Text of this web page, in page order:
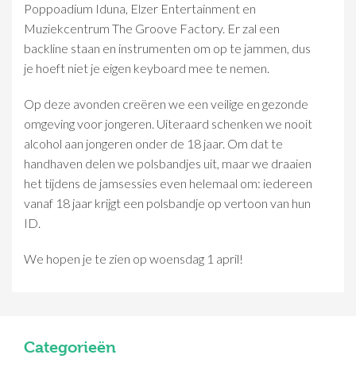
Poppoadium Iduna, Elzer Entertainment en
Muziekcentrum The Groove Factory. Er zal een
backline staan en instrumenten om op te jammen, dus
je hoeft niet je eigen keyboard mee te nemen.
Op deze avonden creëren we een veilige en gezonde
omgeving voor jongeren. Uiteraard schenken we nooit
alcohol aan jongeren onder de 18 jaar. Om dat te
handhaven delen we polsbandjes uit, maar we draaien
het tijdens de jamsessies even helemaal om: iedereen
vanaf 18 jaar krijgt een polsbandje op vertoon van hun
ID.
We hopen je te zien op woensdag 1 april!
Categorieën